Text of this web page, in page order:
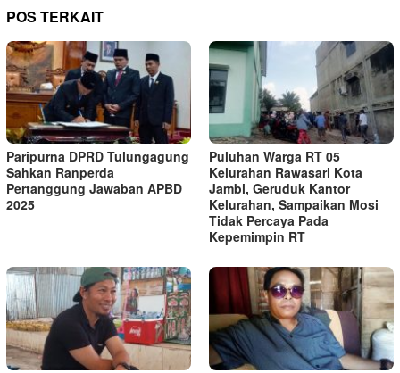
POS TERKAIT
Paripurna DPRD Tulungagung
Sahkan Ranperda
Pertanggung Jawaban APBD
2025
Puluhan Warga RT 05
Kelurahan Rawasari Kota
Jambi, Geruduk Kantor
Kelurahan, Sampaikan Mosi
Tidak Percaya Pada
Kepemimpin RT